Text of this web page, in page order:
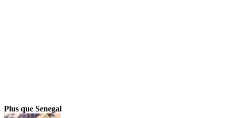
Plus que Senegal